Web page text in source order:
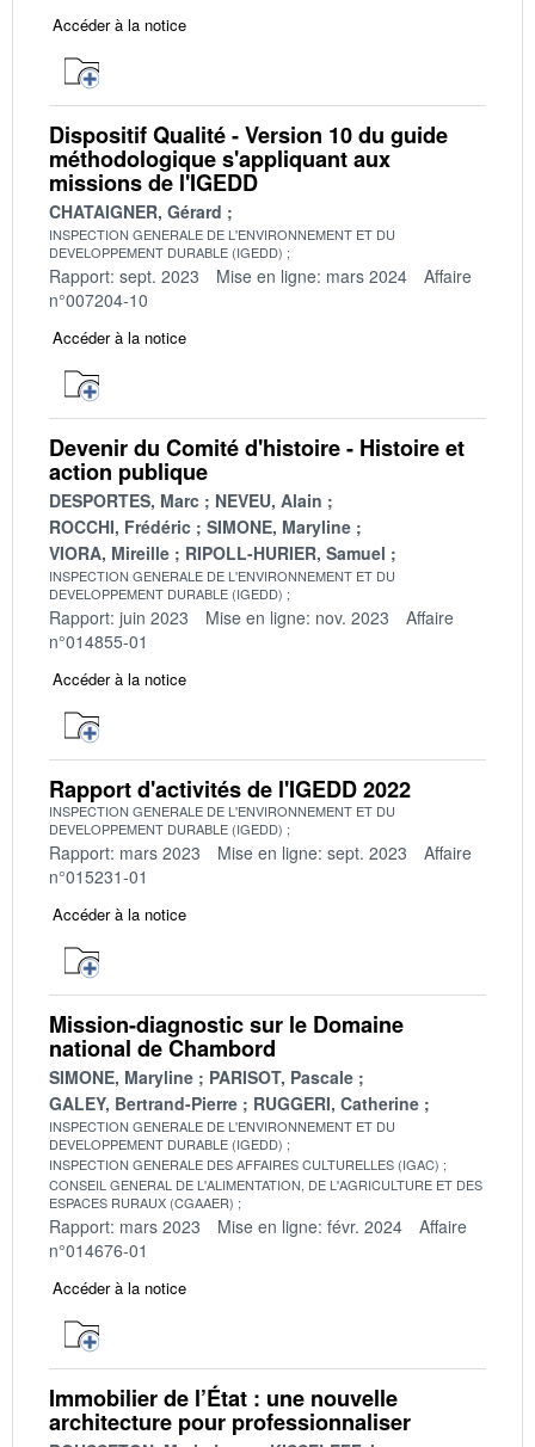
Accéder à la notice
Dispositif Qualité - Version 10 du guide
méthodologique s'appliquant aux
missions de l'IGEDD
CHATAIGNER, Gérard
INSPECTION GENERALE DE L'ENVIRONNEMENT ET DU
DEVELOPPEMENT DURABLE (IGEDD)
Rapport: sept. 2023 Mise en ligne: mars 2024
Affaire
n°007204-10
Accéder à la notice
Devenir du Comité d'histoire - Histoire et
action publique
DESPORTES, Marc
NEVEU, Alain
ROCCHI, Frédéric
SIMONE, Maryline
VIORA, Mireille
RIPOLL-HURIER, Samuel
INSPECTION GENERALE DE L'ENVIRONNEMENT ET DU
DEVELOPPEMENT DURABLE (IGEDD)
Rapport: juin 2023 Mise en ligne: nov. 2023
Affaire
n°014855-01
Accéder à la notice
Rapport d'activités de l'IGEDD 2022
INSPECTION GENERALE DE L'ENVIRONNEMENT ET DU
DEVELOPPEMENT DURABLE (IGEDD)
Rapport: mars 2023 Mise en ligne: sept. 2023
Affaire
n°015231-01
Accéder à la notice
Mission-diagnostic sur le Domaine
national de Chambord
SIMONE, Maryline
PARISOT, Pascale
GALEY, Bertrand-Pierre
RUGGERI, Catherine
INSPECTION GENERALE DE L'ENVIRONNEMENT ET DU
DEVELOPPEMENT DURABLE (IGEDD)
INSPECTION GENERALE DES AFFAIRES CULTURELLES (IGAC)
CONSEIL GENERAL DE L'ALIMENTATION, DE L'AGRICULTURE ET DES
ESPACES RURAUX (CGAAER)
Rapport: mars 2023 Mise en ligne: févr. 2024
Affaire
n°014676-01
Accéder à la notice
Immobilier de l’État : une nouvelle
architecture pour professionnaliser